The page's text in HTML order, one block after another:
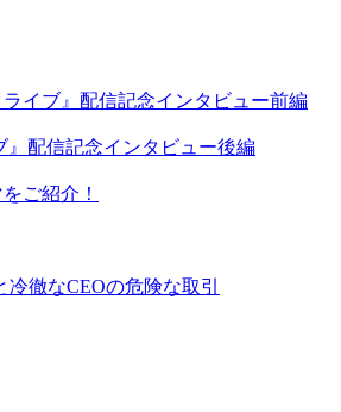
イブ』配信記念インタビュー前編
配信記念インタビュー後編
ご紹介！
徹なCEOの危険な取引